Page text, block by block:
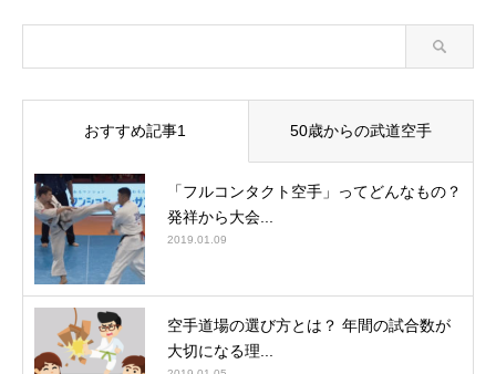
おすすめ記事1 50歳からの武道空手
「フルコンタクト空手」ってどんなもの？
発祥から大会...
2019.01.09
空手道場の選び方とは？ 年間の試合数が
大切になる理...